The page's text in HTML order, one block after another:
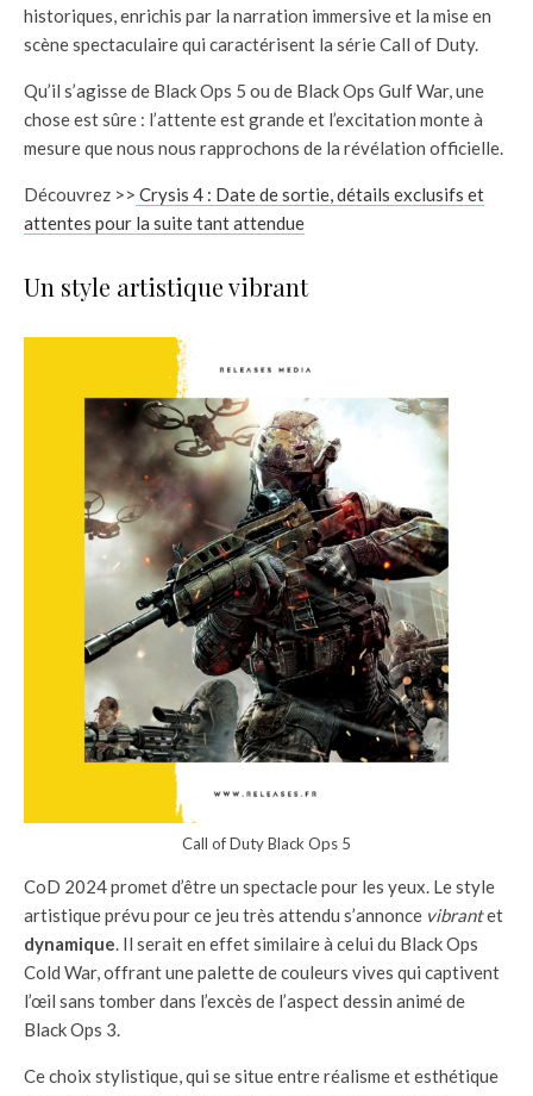
historiques, enrichis par la narration immersive et la mise en
scène spectaculaire qui caractérisent la série Call of Duty.
Qu’il s’agisse de Black Ops 5 ou de Black Ops Gulf War, une
chose est sûre : l’attente est grande et l’excitation monte à
mesure que nous nous rapprochons de la révélation officielle.
Découvrez >> Crysis 4 : Date de sortie, détails exclusifs et
attentes pour la suite tant attendue
Un style artistique vibrant
Call of Duty Black Ops 5
CoD 2024 promet d’être un spectacle pour les yeux. Le style
artistique prévu pour ce jeu très attendu s’annonce vibrantet
dynamique. Il serait en effet similaire à celui du Black Ops
Cold War, offrant une palette de couleurs vives qui captivent
l’œil sans tomber dans l’excès de l’aspect dessin animé de
Black Ops 3.
Ce choix stylistique, qui se situe entre réalisme et esthétique